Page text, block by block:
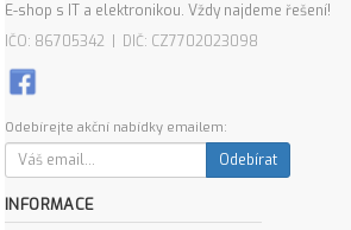
E-shop s IT a elektronikou. Vždy najdeme řešení!
IČO: 86705342 | DIČ: CZ7702023098
Odebírejte akční nabídky emailem:
Odebírat
INFORMACE